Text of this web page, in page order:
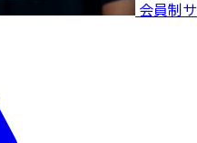
会員制サ